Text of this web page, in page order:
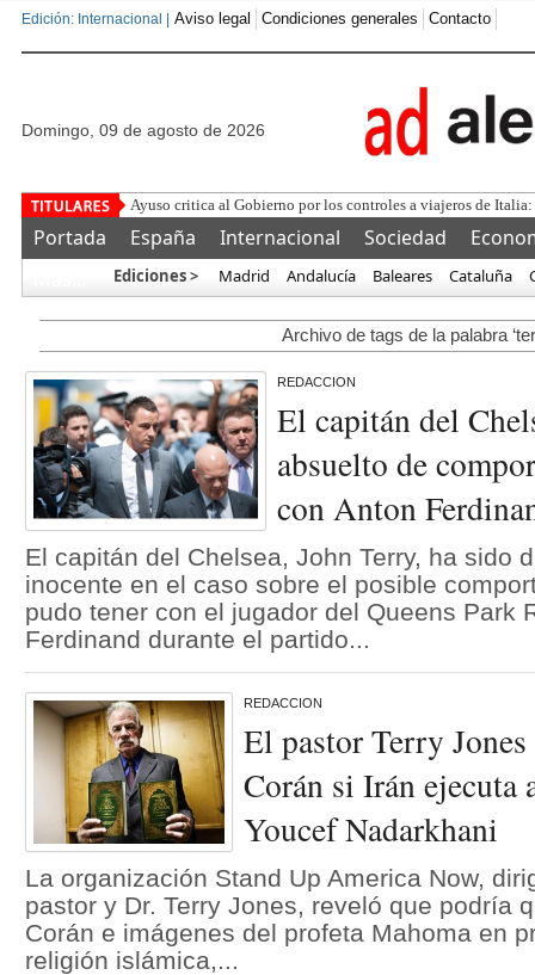
Edición: Internacional | Aviso legal Condiciones generales Contacto
domingo, 09 de agosto de 2026
Ayuso critica al Gobierno por los controles a viajeros de
Portada España Internacional Sociedad
Ediciones > Madrid Andalucía Baleares Cataluña
Archivo de tags de la palabra
REDACCION
El capitán del
absuelto de
con Anton
El capitán del Chelsea, John Terry, ha sido
inocente en el caso sobre el posible
pudo tener con el jugador del Queens Park
Ferdinand durante el partido...
REDACCION
El pastor Terry
Corán si Irán ejecuta
Youcef Nadarkhani
La organización Stand Up America Now,
pastor y Dr. Terry Jones, reveló que podría
Corán e imágenes del profeta Mahoma en
religión islámica,...